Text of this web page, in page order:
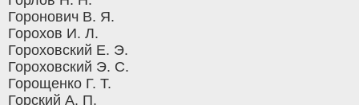
Горонович В. Я.
Горохов И. Л.
Гороховский Е. Э.
Гороховский Э. С.
Горощенко Г. Т.
Горский А. П.